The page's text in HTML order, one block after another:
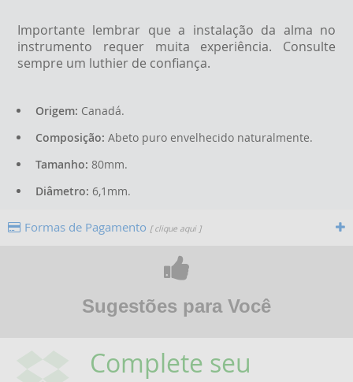
Importante lembrar que a instalação da alma no
instrumento requer muita experiência. Consulte
sempre um luthier de confiança.
Origem: Canadá.
Composição: Abeto puro envelhecido naturalmente.
Tamanho: 80mm.
Diâmetro: 6,1mm.
Formas de Pagamento [ clique aqui ]
Sugestões para Você
Complete seu